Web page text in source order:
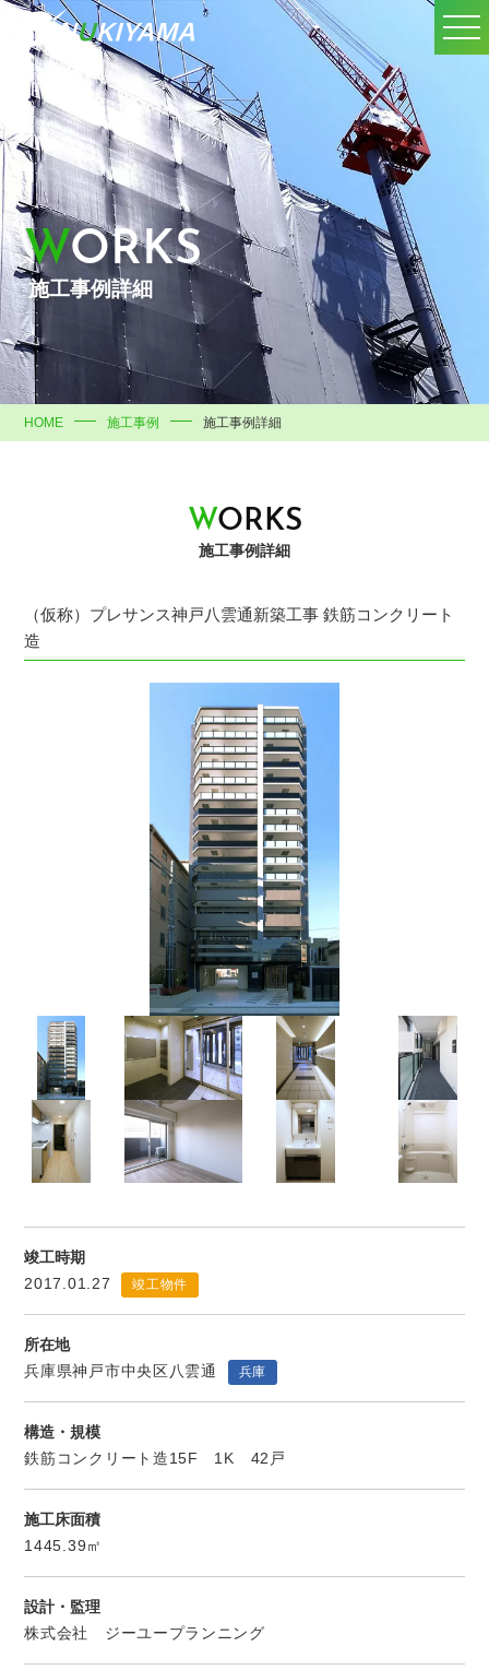
WORKS
施工事例詳細
HOME 施工事例 施工事例詳細
WORKS
施工事例詳細
（仮称）プレサンス神戸八雲通新築工事 鉄筋コンクリート
造
竣工時期
2017.01.27
竣工物件
所在地
兵庫県神戸市中央区八雲通
兵庫
構造・規模
鉄筋コンクリート造15F 1K 42戸
施工床面積
1445.39㎡
設計・監理
株式会社 ジーユープランニング